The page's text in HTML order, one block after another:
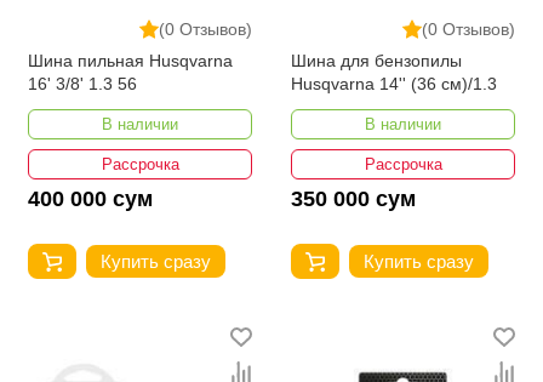
(0 Отзывов)
Шина пильная Husqvarna
16' 3/8' 1.3 56
В наличии
Рассрочка
400 000 сум
Купить сразу
(0 Отзывов)
Шина для бензопилы
Husqvarna 14'' (36 см)/1.3
В наличии
Рассрочка
350 000 сум
Купить сразу